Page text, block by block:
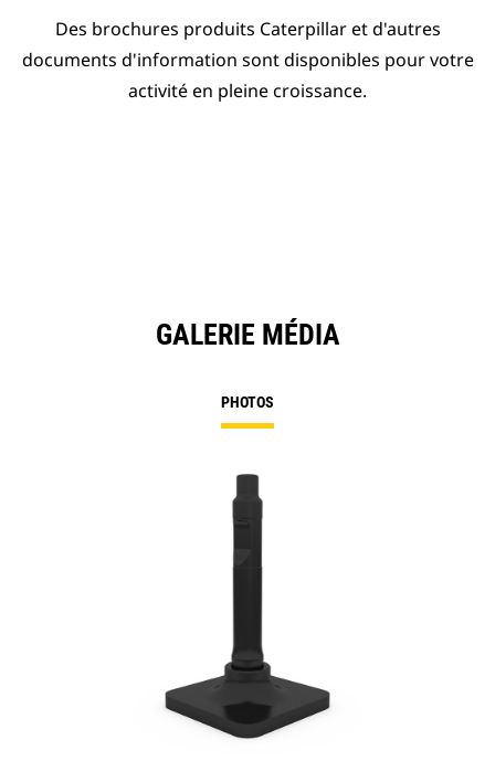
Des brochures produits Caterpillar et d'autres
documents d'information sont disponibles pour votre
activité en pleine croissance.
GALERIE MÉDIA
PHOTOS